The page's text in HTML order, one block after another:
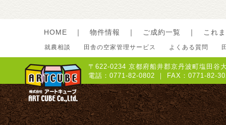
HOME ｜ 物件情報 ｜ ご成約一覧 ｜ これ
就農相談 田舎の空家管理サービス よくある質問
〒622-0234 京都府船井郡京丹波町塩田谷
電話：0771-82-0802 ｜ FAX：0771-82-